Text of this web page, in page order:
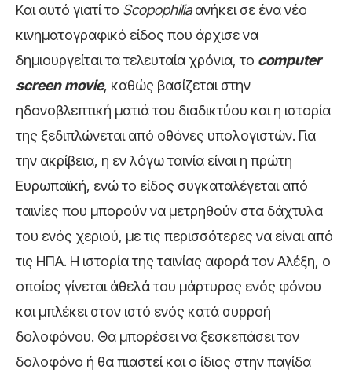
Και αυτό γιατί το Scopophiliaανήκει σε ένα νέο
κινηματογραφικό είδος που άρχισε να
δημιουργείται τα τελευταία χρόνια, το computer
screen movie, καθώς βασίζεται στην
ηδονοβλεπτική ματιά του διαδικτύου και η ιστορία
της ξεδιπλώνεται από οθόνες υπολογιστών. Για
την ακρίβεια, η εν λόγω ταινία είναι η πρώτη
Ευρωπαϊκή, ενώ το είδος συγκαταλέγεται από
ταινίες που μπορούν να μετρηθούν στα δάχτυλα
του ενός χεριού, με τις περισσότερες να είναι από
τις ΗΠΑ. Η ιστορία της ταινίας αφορά τον Αλέξη, ο
οποίος γίνεται άθελά του μάρτυρας ενός φόνου
και μπλέκει στον ιστό ενός κατά συρροή
δολοφόνου. Θα μπορέσει να ξεσκεπάσει τον
δολοφόνο ή θα πιαστεί και ο ίδιος στην παγίδα